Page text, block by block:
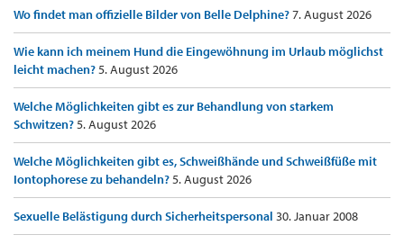
Wo findet man offizielle Bilder von Belle Delphine?7. August 2026
Wie kann ich meinem Hund die Eingewöhnung im Urlaub möglichst
leicht machen?5. August 2026
Welche Möglichkeiten gibt es zur Behandlung von starkem
Schwitzen?5. August 2026
Welche Möglichkeiten gibt es, Schweißhände und Schweißfüße mit
Iontophorese zu behandeln?5. August 2026
Sexuelle Belästigung durch Sicherheitspersonal 30. Januar 2008